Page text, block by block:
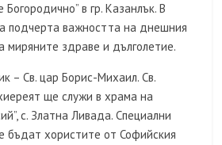
в гр. Казанлък. В
подчерта важността на днешния
миряните здраве и дълголетие.
– Св. цар Борис-Михаил. Св.
ще служи в храма на
с. Златна Ливада. Специални
бъдат хористите от Софийския